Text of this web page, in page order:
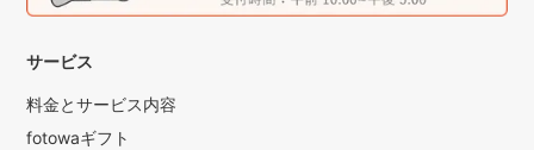
サービス
料金とサービス内容
fotowaギフト